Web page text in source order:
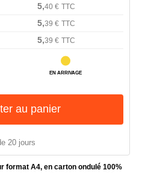
format A4, en carton ondulé 100%
5,40€ TTC
5,39 € TTC
5,39 € TTC
EN ARRIVAGE
au panier
20 jours